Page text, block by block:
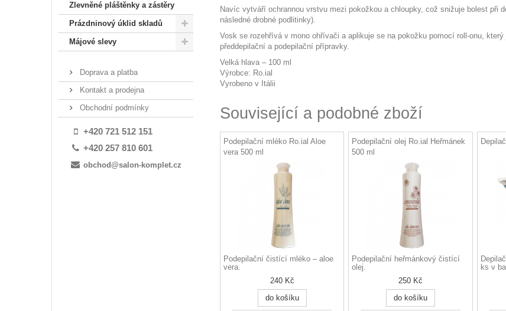
Zlevněné pláštěnky a zástěry
Prázdninový úklid skladů
Májové slevy
Doprava a platba
Kontakt a prodejna
Obchodní podmínky
+420 721 512 151
+420 257 810 601
obchod@salon-komplet.cz
Navíc vytváří ochrannou vrstvu mezi pokožkou a chloupky, což snižuje bolest při
následné drobné podlitinky).
Vosk se rozehřívá v mono ohřívači a aplikuje se na pokožku pomocí roll-onu,
předdepilační a podepilační přípravky.
Velká hlava – 100 ml
Výrobce: Ro.ial
Vyrobeno v Itálii
Související a podobné zboží
Podepilační mléko Ro.ial Aloe
vera 500 ml
Podepilační čistící mléko – aloe
vera.
240 Kč
do košíku
Podepilační olej Ro.ial Heřmánek
500 ml
Podepilační heřmánkový čistící
olej.
250 Kč
do košíku
ks v